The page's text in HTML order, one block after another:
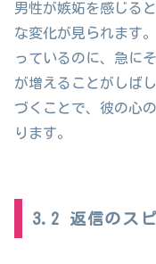
男性が嫉妬を感じる
な変化が見られます
っているのに、急に
が増えることがしば
づくことで、彼の心
ります。
3.2 返信のス